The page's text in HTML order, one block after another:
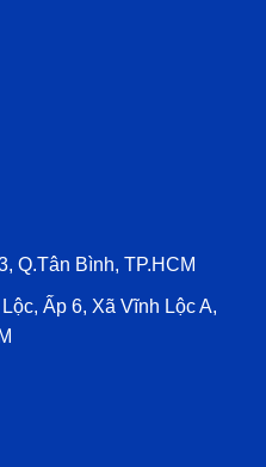
Q.Tân Bình, TP.HCM
Ấp 6, Xã Vĩnh Lộc A,